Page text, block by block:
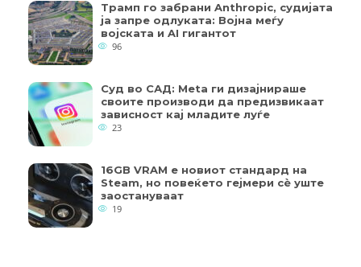
Трамп го забрани Anthropic, судијата
ја запре одлуката: Војна меѓу
војската и AI гигантот
96
Суд во САД: Meta ги дизајнираше
своите производи да предизвикаат
зависност кај младите луѓе
23
16GB VRAM е новиот стандард на
Steam, но повеќето гејмери ​​сè уште
заостануваат
19